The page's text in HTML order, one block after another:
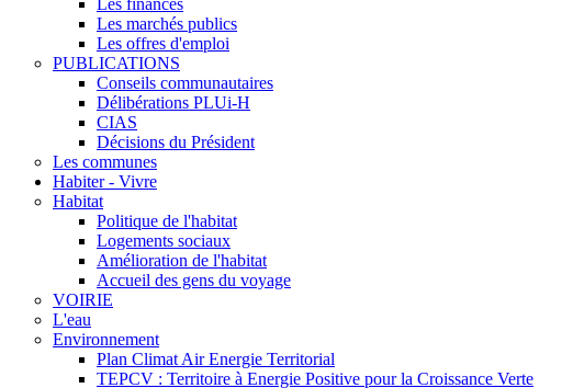
Les finances
Les marchés publics
Les offres d'emploi
PUBLICATIONS
Conseils communautaires
Délibérations PLUi-H
CIAS
Décisions du Président
Les communes
Habiter - Vivre
Habitat
Politique de l'habitat
Logements sociaux
Amélioration de l'habitat
Accueil des gens du voyage
VOIRIE
L'eau
Environnement
Plan Climat Air Energie Territorial
TEPCV : Territoire à Energie Positive pour la Croissance Verte